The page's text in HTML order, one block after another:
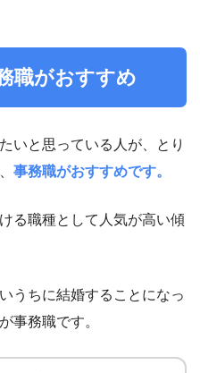
職がおすすめ
いと思っている人が、とり
事務職がおすすめです。
る職種として人気が高い傾
うちに結婚することになっ
事務職です。